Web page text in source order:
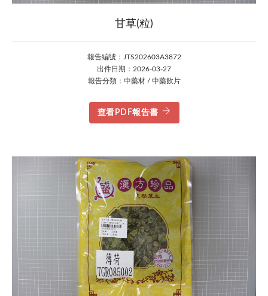
甘草(粒)
報告編號：JTS202603A3872
出件日期：2026-03-27
報告分類：中藥材 / 中藥飲片
查看PDF報告書